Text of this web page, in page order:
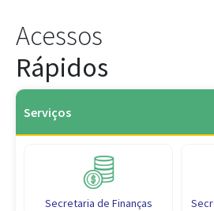
Acessos
Rápidos
Serviços
Secretaria de Finanças